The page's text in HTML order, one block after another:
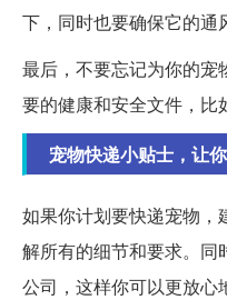
下，同时也要确保它的通
最后，不要忘记为你的宠
要的健康和安全文件，比
宠物快递小贴士，让
如果你计划要快递宠物，
解所有的细节和要求。同
公司，这样你可以更放心